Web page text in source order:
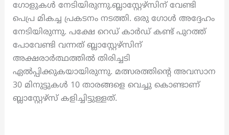
ഗോളുകൾ നേടിയിരുന്നു.ബ്ലാസ്റ്റേഴ്സിന് വേണ്ടി
പെപ്ര മികച്ച പ്രകടനം നടത്തി. ഒരു ഗോൾ അദ്ദേഹം
നേടിയിരുന്നു. പക്ഷേ റെഡ് കാർഡ് കണ്ട് പുറത്ത്
പോവേണ്ടി വന്നത് ബ്ലാസ്റ്റേഴ്സിന്
അക്ഷരാർത്ഥത്തിൽ തിരിച്ചടി
ഏൽപ്പിക്കുകയായിരുന്നു. മത്സരത്തിന്റെ അവസാന
30 മിനുട്ടുകൾ 10 താരങ്ങളെ വെച്ചു കൊണ്ടാണ്
ബ്ലാസ്റ്റേഴ്സ് കളിച്ചിട്ടുള്ളത്.